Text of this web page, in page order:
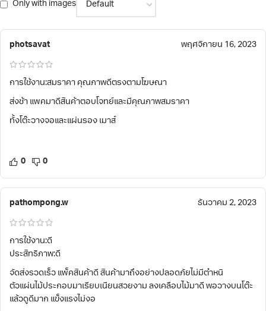
Only with images
photsavat พฤศจิกายน 16, 2023
การใช้งาน:สมราคา คุณภาพดีตรงตามโฆษณา
ส่งช้า แพคมาดีสินค้าตอบโจทย์และมีคุณภาพสมราคา
ทั้งโต๊ะวางจอและแผ่นรอง เมาส์
0 0
pathompong.w ธันวาคม 2, 2023
การใช้งาน:ดี
ประสิทธิภาพ:ดี
จัดส่งรวดเร็ว แพ็คสินค้าดี สินค้ามาถึงอย่างปลอดภัยไม่มีตำหนิ
ตัวแผ่นไม้ประกอบมาเรียบเนียนสวยงาม ลงเคลือบไม้มาดี พอวางบนโต๊ะ
แล้วดูดีมาก แข็งแรงไม่งอ